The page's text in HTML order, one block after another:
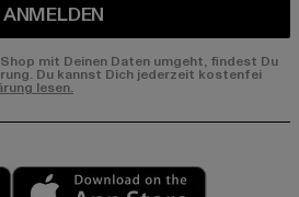
ANMELDEN
mit Deinen Daten umgeht, findest Du
Du kannst Dich jederzeit kostenfei
lesen.
Play market